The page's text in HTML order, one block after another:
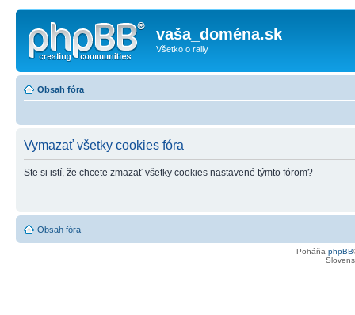
vaša_doména.sk
Všetko o rally
Obsah fóra
Vymazať všetky cookies fóra
Ste si istí, že chcete zmazať všetky cookies nastavené týmto fórom?
Obsah fóra
Poháňa phpBB